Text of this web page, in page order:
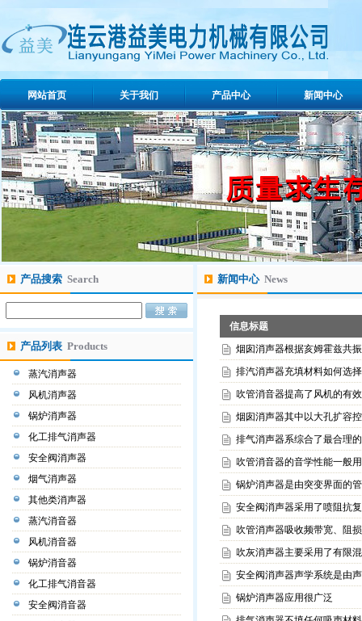
网站首页 关于我们 产品中心 新闻中心
产品搜索 Search
产品列表 Products
蒸汽消声器
风机消声器
锅炉消声器
化工排气消声器
安全阀消声器
烟气消声器
其他类消声器
蒸汽消音器
风机消音器
锅炉消音器
化工排气消音器
安全阀消音器
新闻中心 News
信息标题
烟囱消声器根据亥姆霍兹共
排汽消声器充填材料如何选
吹管消音器提高了风机的有
烟囱消声器其中以大孔扩容
排气消声器系综合了最合理
吹管消音器的音学性能一般
锅炉消声器是由突变界面的
安全阀消声器采用了喷阻抗
吹管消声器吸收频带宽、阻
吹灰消声器主要采用了有限
安全阀消声器声学系统是由
锅炉消声器应用很广泛